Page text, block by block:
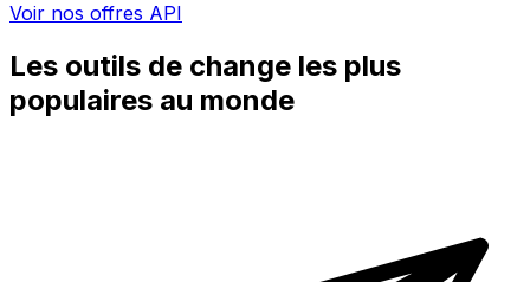
Voir nos offres API
Les outils de change les plus
populaires au monde